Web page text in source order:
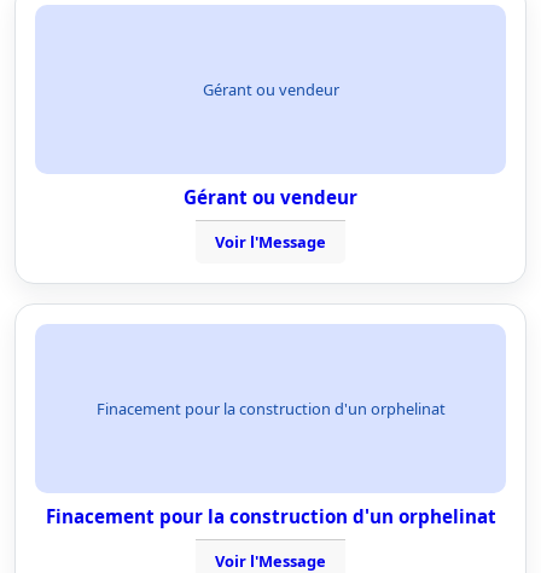
Gérant ou vendeur
Gérant ou vendeur
Voir l'Message
Finacement pour la construction d'un orphelinat
Finacement pour la construction d'un orphelinat
Voir l'Message